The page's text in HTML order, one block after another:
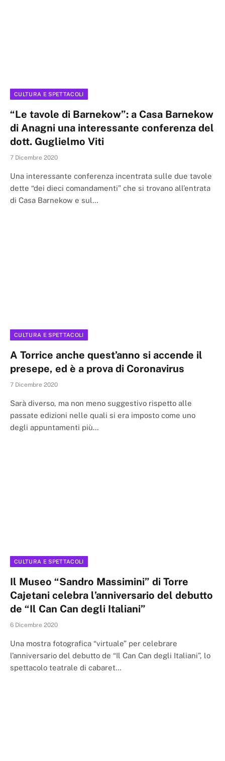
CULTURA E SPETTACOLI
“Le tavole di Barnekow”: a Casa Barnekow
di Anagni una interessante conferenza del
dott. Guglielmo Viti
7 Dicembre 2020
Una interessante conferenza incentrata sulle due tavole
dette “dei dieci comandamenti” che si trovano all’entrata
di Casa Barnekow e sul…
CULTURA E SPETTACOLI
A Torrice anche quest’anno si accende il
presepe, ed è a prova di Coronavirus
7 Dicembre 2020
Sarà diverso, ma non meno suggestivo rispetto alle
passate edizioni nelle quali si era imposto come uno
degli appuntamenti più…
CULTURA E SPETTACOLI
Il Museo “Sandro Massimini” di Torre
Cajetani celebra l’anniversario del debutto
de “Il Can Can degli Italiani”
6 Dicembre 2020
Una mostra fotografica “virtuale” per celebrare
l’anniversario del debutto de “Il Can Can degli Italiani”, lo
spettacolo teatrale di cabaret…